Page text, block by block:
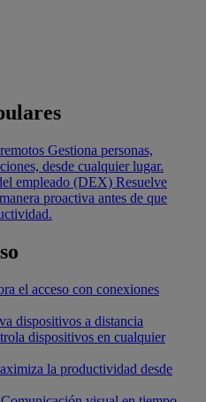
Gestiona personas,
desde cualquier lugar.
empleado (DEX) Resuelve
proactiva antes de que
el acceso con conexiones
dispositivos a distancia
dispositivos en cualquier
la productividad desde